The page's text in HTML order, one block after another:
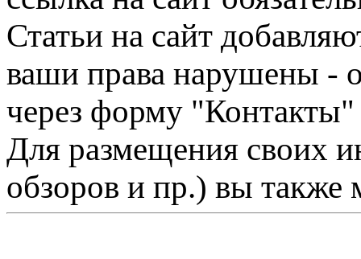
Статьи на сайт
ваши права нарушены -
через форму "Контакты"
Для размещения своих
обзоров и пр.) вы также